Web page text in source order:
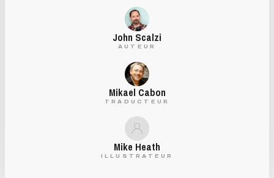
John Scalzi
AUTEUR
Mikael Cabon
TRADUCTEUR
Mike Heath
ILLUSTRATEUR